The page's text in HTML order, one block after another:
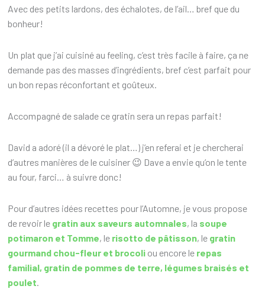
Avec des petits lardons, des échalotes, de l’ail… bref que du
bonheur!
Un plat que j’ai cuisiné au feeling, c’est très facile à faire, ça ne
demande pas des masses d’ingrédients, bref c’est parfait pour
un bon repas réconfortant et goûteux.
Accompagné de salade ce gratin sera un repas parfait!
David a adoré (il a dévoré le plat…) j’en referai et je chercherai
d’autres manières de le cuisiner 😉 Dave a envie qu’on le tente
au four, farci… à suivre donc!
Pour d’autres idées recettes pour l’Automne, je vous propose
de revoir le gratin aux saveurs automnales, la soupe
potimaron et Tomme, le risotto de pâtisson, le gratin
gourmand chou-fleur et brocoli ou encore le repas
familial, gratin de pommes de terre, légumes braisés et
poulet.